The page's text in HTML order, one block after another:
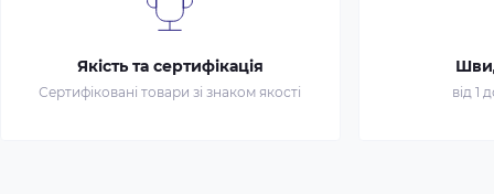
Якість та сертифікація
Сертифіковані товари зі знаком якості від 1